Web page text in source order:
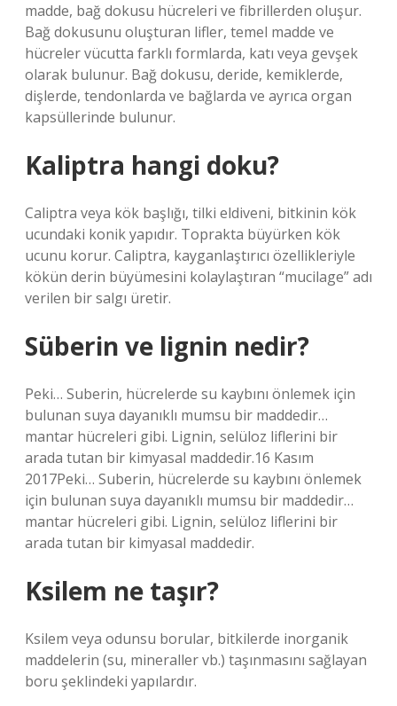
madde, bağ dokusu hücreleri ve fibrillerden oluşur.
Bağ dokusunu oluşturan lifler, temel madde ve
hücreler vücutta farklı formlarda, katı veya gevşek
olarak bulunur. Bağ dokusu, deride, kemiklerde,
dişlerde, tendonlarda ve bağlarda ve ayrıca organ
kapsüllerinde bulunur.
Kaliptra hangi doku?
Caliptra veya kök başlığı, tilki eldiveni, bitkinin kök
ucundaki konik yapıdır. Toprakta büyürken kök
ucunu korur. Caliptra, kayganlaştırıcı özellikleriyle
kökün derin büyümesini kolaylaştıran “mucilage” adı
verilen bir salgı üretir.
Süberin ve lignin nedir?
Peki… Suberin, hücrelerde su kaybını önlemek için
bulunan suya dayanıklı mumsu bir maddedir…
mantar hücreleri gibi. Lignin, selüloz liflerini bir
arada tutan bir kimyasal maddedir.16 Kasım
2017Peki… Suberin, hücrelerde su kaybını önlemek
için bulunan suya dayanıklı mumsu bir maddedir…
mantar hücreleri gibi. Lignin, selüloz liflerini bir
arada tutan bir kimyasal maddedir.
Ksilem ne taşır?
Ksilem veya odunsu borular, bitkilerde inorganik
maddelerin (su, mineraller vb.) taşınmasını sağlayan
boru şeklindeki yapılardır.